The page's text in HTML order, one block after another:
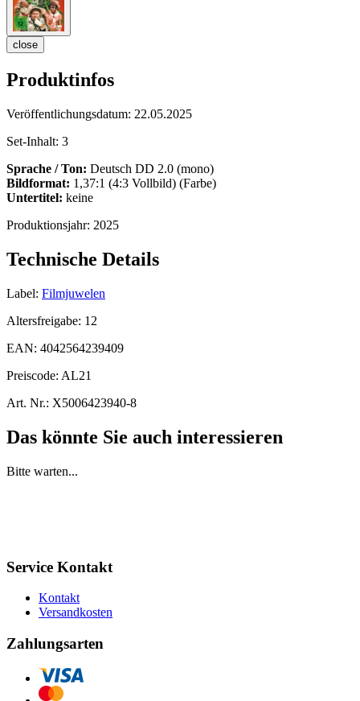
close
Produktinfos
Veröffentlichungsdatum: 22.05.2025
Set-Inhalt: 3
Sprache / Ton: Deutsch DD 2.0 (mono)
Bildformat: 1,37:1 (4:3 Vollbild) (Farbe)
Untertitel: keine
Produktionsjahr: 2025
Technische Details
Label: Filmjuwelen
Altersfreigabe: 12
EAN: 4042564239409
Preiscode: AL21
Art. Nr.: X5006423940-8
Das könnte Sie auch interessieren
Bitte warten...
Service Kontakt
Kontakt
Versandkosten
Zahlungsarten